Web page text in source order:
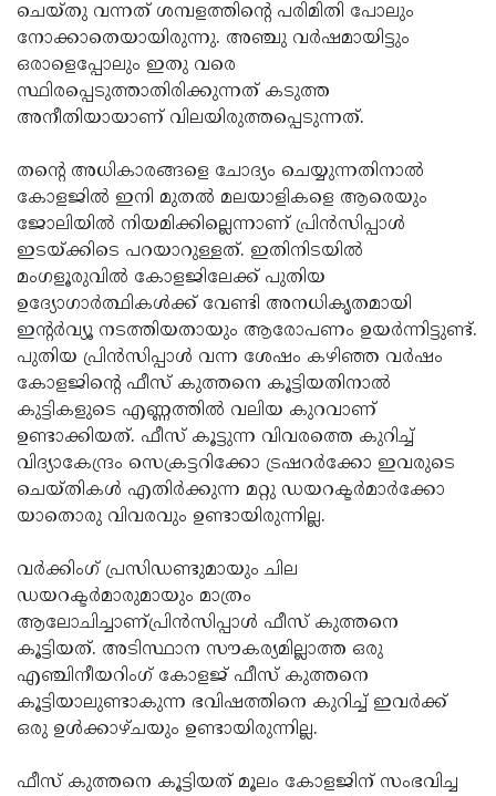
ചെയ്തു വന്നത് ശമ്പളത്തിന്റെ പരിമിതി പോലും
നോക്കാതെയായിരുന്നു. അഞ്ചു വര്‍ഷമായിട്ടും
ഒരാളെപ്പോലും ഇതു വരെ
സ്ഥിരപ്പെടുത്താതിരിക്കുന്നത് കടുത്ത
അനീതിയായാണ് വിലയിരുത്തപ്പെടുന്നത്.
തന്റെ അധികാരങ്ങളെ ചോദ്യം ചെയ്യുന്നതിനാല്‍
കോളജില്‍ ഇനി മുതല്‍ മലയാളികളെ ആരെയും
ജോലിയില്‍ നിയമിക്കില്ലെന്നാണ് പ്രിന്‍സിപ്പാള്‍
ഇടയ്ക്കിടെ പറയാറുള്ളത്. ഇതിനിടയില്‍
മംഗളൂരുവില്‍ കോളജിലേക്ക് പുതിയ
ഉദ്യോഗാര്‍ത്ഥികള്‍ക്ക് വേണ്ടി അനധികൃതമായി
ഇന്റര്‍വ്യൂ നടത്തിയതായും ആരോപണം ഉയര്‍ന്നിട്ടുണ്ട്.
പുതിയ പ്രിന്‍സിപ്പാള്‍ വന്ന ശേഷം കഴിഞ്ഞ വര്‍ഷം
കോളജിന്റെ ഫീസ് കുത്തനെ കൂട്ടിയതിനാല്‍
കുട്ടികളുടെ എണ്ണത്തില്‍ വലിയ കുറവാണ്
ഉണ്ടാക്കിയത്. ഫീസ് കൂട്ടുന്ന വിവരത്തെ കുറിച്ച്
വിദ്യാകേന്ദ്രം സെക്രട്ടറിക്കോ ട്രഷറര്‍ക്കോ ഇവരുടെ
ചെയ്തികള്‍ എതിര്‍ക്കുന്ന മറ്റു ഡയറക്ടര്‍മാര്‍ക്കോ
യാതൊരു വിവരവും ഉണ്ടായിരുന്നില്ല.
വര്‍ക്കിംഗ് പ്രസിഡണ്ടുമായും ചില
ഡയറക്ടര്‍മാരുമായും മാത്രം
ആലോചിച്ചാണ്പ്രിന്‍സിപ്പാള്‍ ഫീസ് കുത്തനെ
കൂട്ടിയത്. അടിസ്ഥാന സൗകര്യമില്ലാത്ത ഒരു
എഞ്ചിനീയറിംഗ് കോളജ് ഫീസ് കുത്തനെ
കൂട്ടിയാലുണ്ടാകുന്ന ഭവിഷത്തിനെ കുറിച്ച് ഇവര്‍ക്ക്
ഒരു ഉള്‍ക്കാഴ്ചയും ഉണ്ടായിരുന്നില്ല.
ഫീസ് കുത്തനെ കൂട്ടിയത് മൂലം കോളജിന് സംഭവിച്ച